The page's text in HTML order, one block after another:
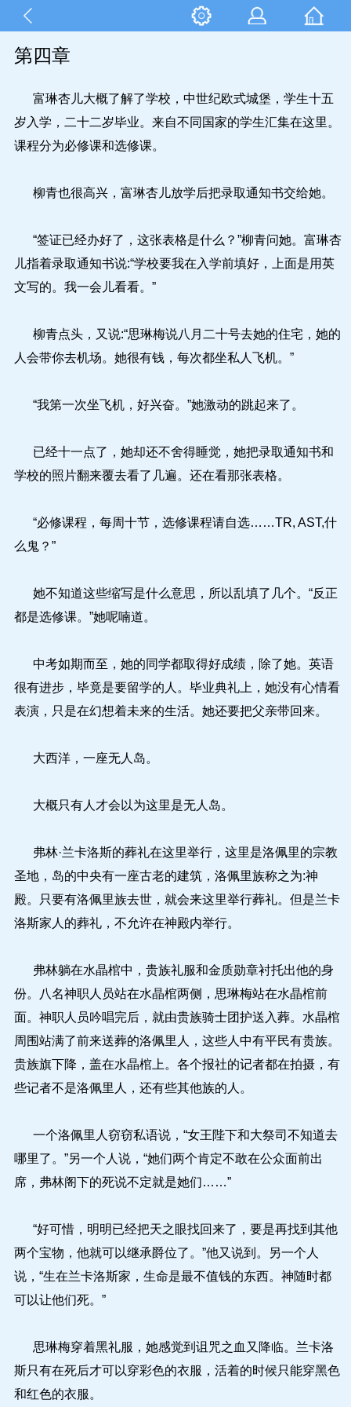
第四章
富琳杏儿大概了解了学校，中世纪欧式城堡，学生十五
岁入学，二十二岁毕业。来自不同国家的学生汇集在这里。
课程分为必修课和选修课。
柳青也很高兴，富琳杏儿放学后把录取通知书交给她。
“签证已经办好了，这张表格是什么？”柳青问她。富琳杏
儿指着录取通知书说:“学校要我在入学前填好，上面是用英
文写的。我一会儿看看。”
柳青点头，又说:“思琳梅说八月二十号去她的住宅，她的
人会带你去机场。她很有钱，每次都坐私人飞机。”
“我第一次坐飞机，好兴奋。”她激动的跳起来了。
已经十一点了，她却还不舍得睡觉，她把录取通知书和
学校的照片翻来覆去看了几遍。还在看那张表格。
“必修课程，每周十节，选修课程请自选……TR, AST,什
么鬼？”
她不知道这些缩写是什么意思，所以乱填了几个。“反正
都是选修课。”她呢喃道。
中考如期而至，她的同学都取得好成绩，除了她。英语
很有进步，毕竟是要留学的人。毕业典礼上，她没有心情看
表演，只是在幻想着未来的生活。她还要把父亲带回来。
大西洋，一座无人岛。
大概只有人才会以为这里是无人岛。
弗林·兰卡洛斯的葬礼在这里举行，这里是洛佩里的宗教
圣地，岛的中央有一座古老的建筑，洛佩里族称之为:神
殿。只要有洛佩里族去世，就会来这里举行葬礼。但是兰卡
洛斯家人的葬礼，不允许在神殿内举行。
弗林躺在水晶棺中，贵族礼服和金质勋章衬托出他的身
份。八名神职人员站在水晶棺两侧，思琳梅站在水晶棺前
面。神职人员吟唱完后，就由贵族骑士团护送入葬。水晶棺
周围站满了前来送葬的洛佩里人，这些人中有平民有贵族。
贵族旗下降，盖在水晶棺上。各个报社的记者都在拍摄，有
些记者不是洛佩里人，还有些其他族的人。
一个洛佩里人窃窃私语说，“女王陛下和大祭司不知道去
哪里了。”另一个人说，“她们两个肯定不敢在公众面前出
席，弗林阁下的死说不定就是她们……”
“好可惜，明明已经把天之眼找回来了，要是再找到其他
两个宝物，他就可以继承爵位了。”他又说到。另一个人
说，“生在兰卡洛斯家，生命是最不值钱的东西。神随时都
可以让他们死。”
思琳梅穿着黑礼服，她感觉到诅咒之血又降临。兰卡洛
斯只有在死后才可以穿彩色的衣服，活着的时候只能穿黑色
和红色的衣服。